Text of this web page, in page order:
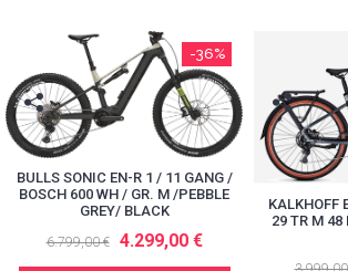
-36%
BULLS SONIC EN-R 1 / 11 GANG /
BOSCH 600 WH / GR. M /PEBBLE
GREY/ BLACK
6.799,00 € 4.299,00 €
KALKHOFF
29 TR M 48